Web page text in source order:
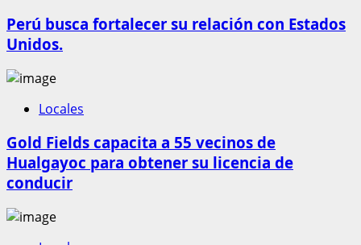
Perú busca fortalecer su relación con Estados
Unidos.
Locales
Gold Fields capacita a 55 vecinos de
Hualgayoc para obtener su licencia de
conducir